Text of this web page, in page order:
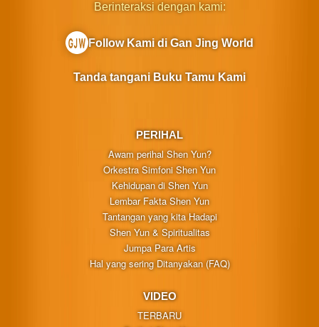
PERIHAL
Awam perihal Shen Yun?
Orkestra Simfoni Shen Yun
Kehidupan di Shen Yun
Lembar Fakta Shen Yun
Tantangan yang kita Hadapi
Shen Yun & Spiritualitas
Jumpa Para Artis
Hal yang sering Ditanyakan (FAQ)
VIDEO
TERBARU
Berinteraksi dengan kami:
Follow Kami di Gan Jing World
Tanda tangani Buku Tamu Kami